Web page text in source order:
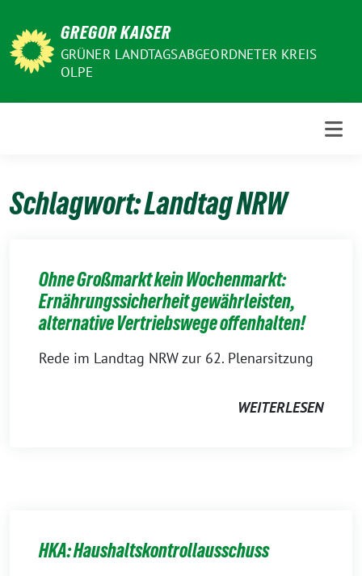
zum
Inhalt
GREGOR KAISER
GRÜNER LANDTAGSABGEORDNETER KREIS
OLPE
Schlagwort:Landtag NRW
Ohne Großmarkt kein Wochenmarkt:
Ernährungssicherheit gewährleisten,
alternative Vertriebswege offenhalten!
Rede im Landtag NRW zur 62. Plenarsitzung
WEITERLESEN
HKA: Haushaltskontrollausschuss